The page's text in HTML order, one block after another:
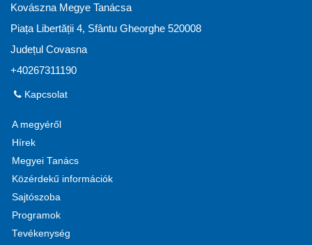
Kovászna Megye Tanácsa
Piața Libertății 4, Sfântu Gheorghe 520008
Județul Covasna
+40267311190
Kapcsolat
A megyéről
Hírek
Megyei Tanács
Közérdekű információk
Sajtószoba
Programok
Tevékenység